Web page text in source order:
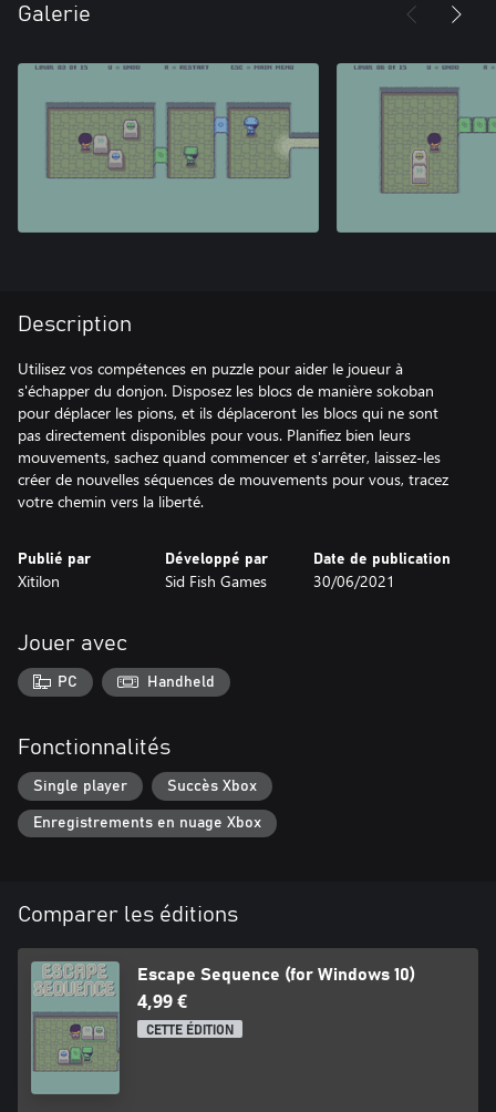
Galerie
Description
Utilisez vos compétences en puzzle pour aider le joueur à
s'échapper du donjon. Disposez les blocs de manière sokoban
pour déplacer les pions, et ils déplaceront les blocs qui ne sont
pas directement disponibles pour vous. Planifiez bien leurs
mouvements, sachez quand commencer et s'arrêter, laissez-les
créer de nouvelles séquences de mouvements pour vous, tracez
votre chemin vers la liberté.
Publié par
Xitilon
Développé par
Sid Fish Games
Date de publication
30/06/2021
Jouer avec
PC Handheld
Fonctionnalités
Single player Succès Xbox
Enregistrements en nuage Xbox
Comparer les éditions
Escape Sequence (for Windows 10)
4,99 €
CETTE ÉDITION